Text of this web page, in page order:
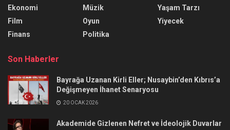
Ekonomi
Film
Finans
Müzik
Oyun
Politika
Yaşam Tarzı
Yiyecek
Son Haberler
Bayrağa Uzanan Kirli Eller; Nusaybin’den Kıbrıs’a
Değişmeyen İhanet Senaryosu
20 OCAK 2026
Akademide Gizlenen Nefret ve İdeolojik Duvarlar